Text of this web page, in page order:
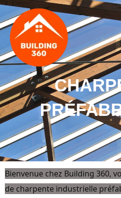
Skip
to
content
Bienvenue chez Building 360,
de charpente industrielle